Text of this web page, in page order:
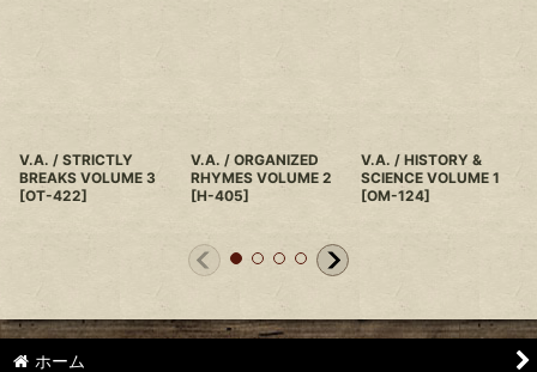
V.A. / STRICTLY
BREAKS VOLUME 3
[OT-422]
V.A. / ORGANIZED
RHYMES VOLUME 2
[H-405]
V.A. / HISTORY &
SCIENCE VOLUME 1
[OM-124]
ホーム